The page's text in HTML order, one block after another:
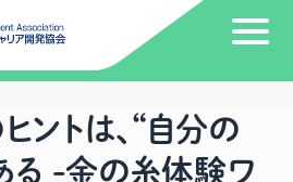
ントは、“自分の
る -金の糸体験ワ